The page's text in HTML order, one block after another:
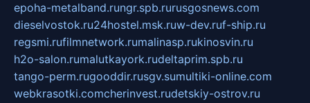
epoha-metalband.rungr.spb.rurusgosnews.com
dieselvostok.ru24hostel.msk.ruw-dev.ruf-ship.ru
regsmi.rufilmnetwork.rumalinasp.rukinosvin.ru
h2o-salon.rumalutkayork.rudeltaprim.spb.ru
tango-perm.rugooddir.rusgv.sumultiki-online.com
webkrasotki.comcherinvest.rudetskiy-ostrov.ru